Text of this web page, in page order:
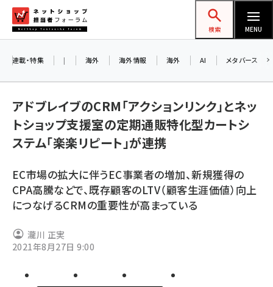
ン
ネットショップ担当者フォーラム
検索 MENU
amazon (2260)
楽天 (1878)
ecbeing (1213)
アスクル (1126)
base (1085)
ビィ・フォアード (786)
連載・特集 | 海外 海外情報 海外 AI メタバース
アドブレイブのCRM「アクションリンク」とネッ
トショップ支援室の定期通販特化型カートシ
ステム「楽楽リピート」が連携
EC市場の拡大に伴うEC事業者の増加、新規獲得の
CPA高騰などで、既存顧客のLTV（顧客生涯価値）向上
につなげるCRMの重要性が高まっている
瀧川 正実
2021年8月27日 9:00